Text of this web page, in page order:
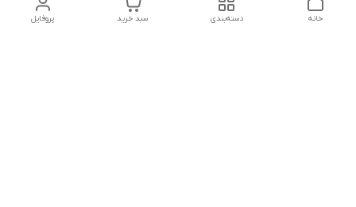
پروفایل سبد خرید دسته‌بندی خانه